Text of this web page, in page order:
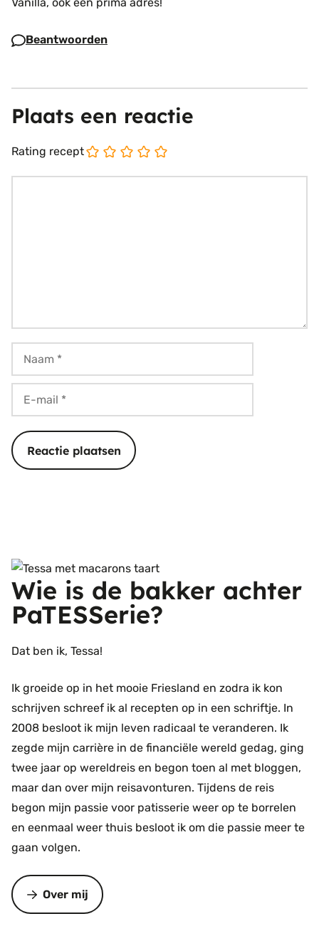
Beantwoorden
Plaats een reactie
Rating recept
mail
Wie is de bakker achter
PaTESSerie?
Dat ben ik, Tessa!
Ik groeide op in het mooie Friesland en zodra ik kon
schrijven schreef ik al recepten op in een schriftje. In
2008 besloot ik mijn leven radicaal te veranderen. Ik
zegde mijn carrière in de financiële wereld gedag, ging
twee jaar op wereldreis en begon toen al met bloggen,
maar dan over mijn reisavonturen. Tijdens de reis
begon mijn passie voor patisserie weer op te borrelen
en eenmaal weer thuis besloot ik om die passie meer te
gaan volgen.
Over mij